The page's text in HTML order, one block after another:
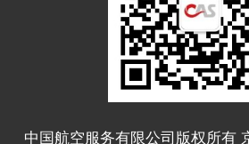
中国航空服务有限公司版权所有